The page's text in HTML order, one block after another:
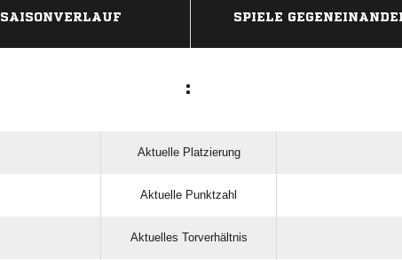
SAISONVERLAUF SPIELE
:
Aktuelle Platzierung
Aktuelle Punktzahl
Aktuelles Torverhältnis